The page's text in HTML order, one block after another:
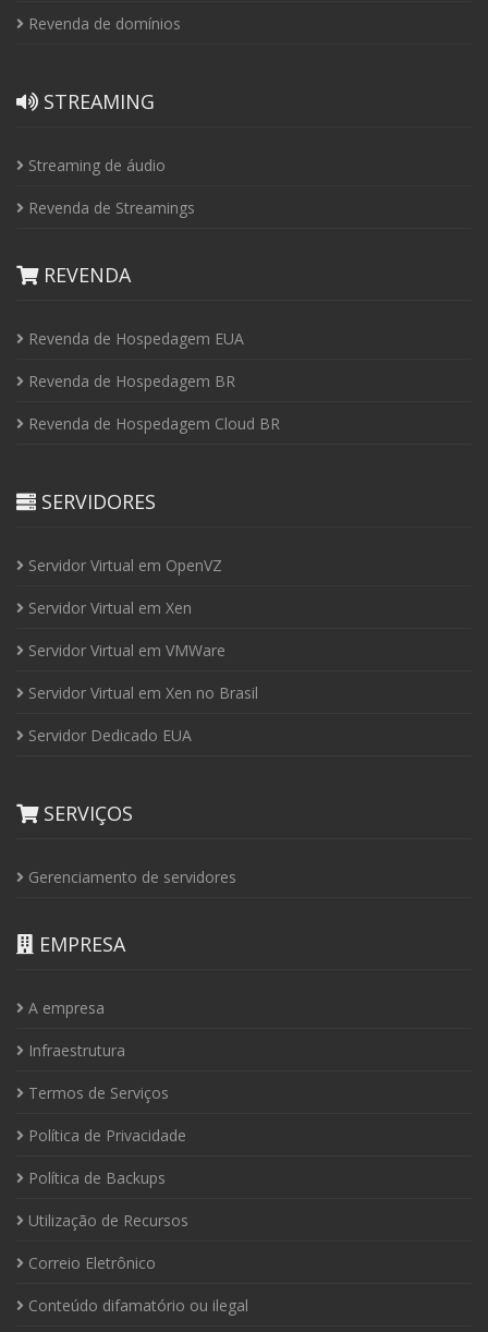
Revenda de domínios
STREAMING
Streaming de áudio
Revenda de Streamings
REVENDA
Revenda de Hospedagem EUA
Revenda de Hospedagem BR
Revenda de Hospedagem Cloud BR
SERVIDORES
Servidor Virtual em OpenVZ
Servidor Virtual em Xen
Servidor Virtual em VMWare
Servidor Virtual em Xen no Brasil
Servidor Dedicado EUA
SERVIÇOS
Gerenciamento de servidores
EMPRESA
A empresa
Infraestrutura
Termos de Serviços
Política de Privacidade
Política de Backups
Utilização de Recursos
Correio Eletrônico
Conteúdo difamatório ou ilegal